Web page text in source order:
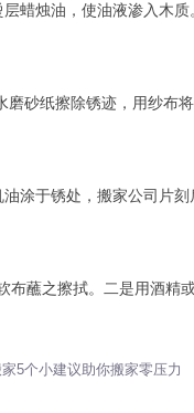
蜡烛油，使油液渗入木
砂纸擦除锈迹，用纱布
涂于锈处，搬家公司片
蘸之擦拭。二是用酒精
5个小建议助你搬家零压力